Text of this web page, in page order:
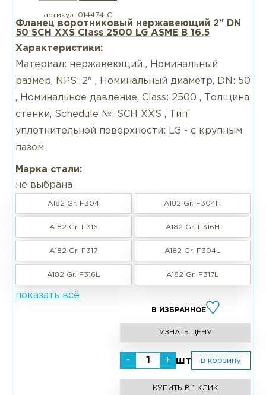
артикул: 014474-С
Фланец воротниковый нержавеющий 2" DN
50 SCH XXS Class 2500 LG ASME B 16.5
Характеристики:
Материал: нержавеющий , Номинальный
размер, NPS: 2" , Номинальный диаметр, DN: 50
, Номинальное давление, Class: 2500 , Толщина
стенки, Schedule №: SCH XXS , Тип
уплотнительной поверхности: LG - с крупным
пазом
Марка стали:
не выбрана
A182 Gr. F304 A182 Gr. F304H
A182 Gr. F316 A182 Gr. F316H
A182 Gr. F317 A182 Gr. F304L
A182 Gr. F316L A182 Gr. F317L
показать всё
В ИЗБРАННОЕ
УЗНАТЬ ЦЕНУ
- + шт в корзину
КУПИТЬ В 1 КЛИК